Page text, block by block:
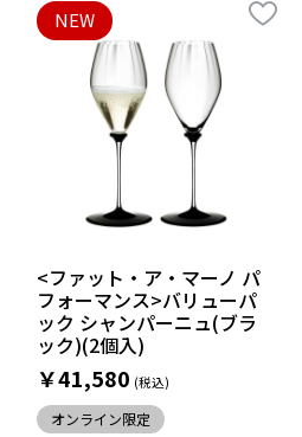
<ファット・ア・マーノ パ
フォーマンス>バリューパ
ック シャンパーニュ(ブラ
ック)(2個入)
￥41,580
NEW
オンライン限定